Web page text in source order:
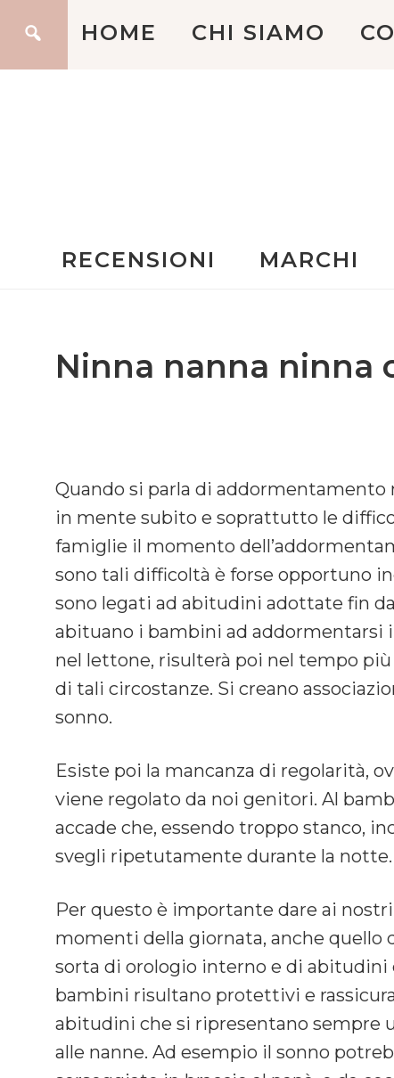
HOME CHI SIAMO
RECENSIONI MARCHI
Ninna nanna ninna
Quando si parla di
in mente subito e soprattutto le
famiglie il momento
sono tali difficoltà è forse opportuno
sono legati ad abitudini adottate fin
abituano i bambini ad addormentarsi
nel lettone, risulterà poi nel tempo
di tali circostanze. Si creano
sonno.
Esiste poi la mancanza di regolarità,
viene regolato da noi genitori. Al
accade che, essendo troppo stanco,
svegli ripetutamente durante la notte.
Per questo è importante dare ai
momenti della giornata, anche quello
sorta di orologio interno e di abitudini
bambini risultano protettivi e
abitudini che si ripresentano sempre
alle nanne. Ad esempio il sonno